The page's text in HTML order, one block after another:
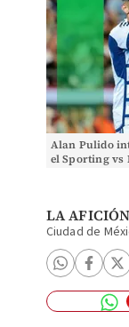
Alan Pulido
el Sporting vs
LA AFICIÓN
Ciudad de